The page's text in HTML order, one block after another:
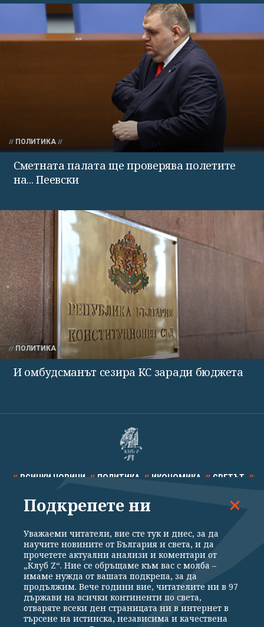
ПОЛИТИКА
Сметната палата ще проверява полетите
на... Пеевски
ПОЛИТИКА
И омбудсманът сезира КС заради бюджета
ВСИЧКИ НОВИНИ ПОЛИТИКА ИКОНОМИКА СВЕТЪТ
СПОРТ КУЛТУРА ТЕХНОЛОГИИ КАЛЕЙДОСКОП
Общи условия
Политика за поверителност
Реклама
Партньори Контакти
За Клуб Z
Подкрепете ни
Уважаеми читатели, вие сте тук и днес, за да
научите новините от България и света, и да
прочетете актуални анализи и коментари от
„Клуб Z“. Ние се обръщаме към вас с молба –
имаме нужда от вашата подкрепа, за да
продължим. Вече години вие, читателите ни в 97
държави на всички континенти по света,
отваряте всеки ден страницата ни в интернет в
търсене на истинска, независима и качествена